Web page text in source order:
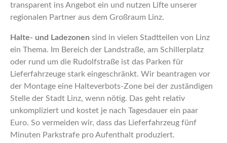
transparent ins Angebot ein und nutzen Lifte unserer
regionalen Partner aus dem Großraum Linz.
Halte- und Ladezonen sind in vielen Stadtteilen von Linz
ein Thema. Im Bereich der Landstraße, am Schillerplatz
oder rund um die Rudolfstraße ist das Parken für
Lieferfahrzeuge stark eingeschränkt. Wir beantragen vor
der Montage eine Halteverbots-Zone bei der zuständigen
Stelle der Stadt Linz, wenn nötig. Das geht relativ
unkompliziert und kostet je nach Tagesdauer ein paar
Euro. So vermeiden wir, dass das Lieferfahrzeug fünf
Minuten Parkstrafe pro Aufenthalt produziert.